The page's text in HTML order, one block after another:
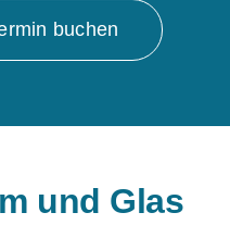
buchen
und Glas